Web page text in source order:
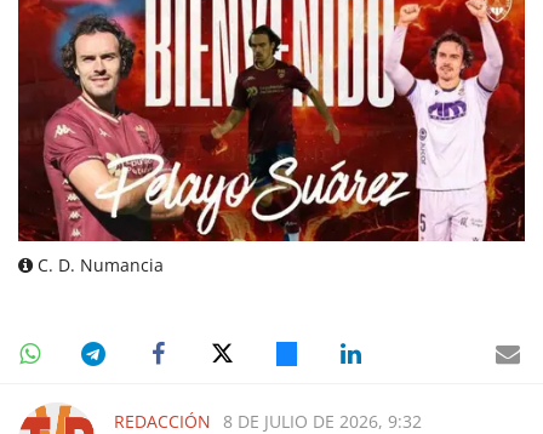
C. D. Numancia
REDACCIÓN 8 DE JULIO DE 2026, 9:32